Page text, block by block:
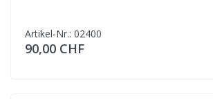
Artikel-Nr.: 02400
90,00 CHF